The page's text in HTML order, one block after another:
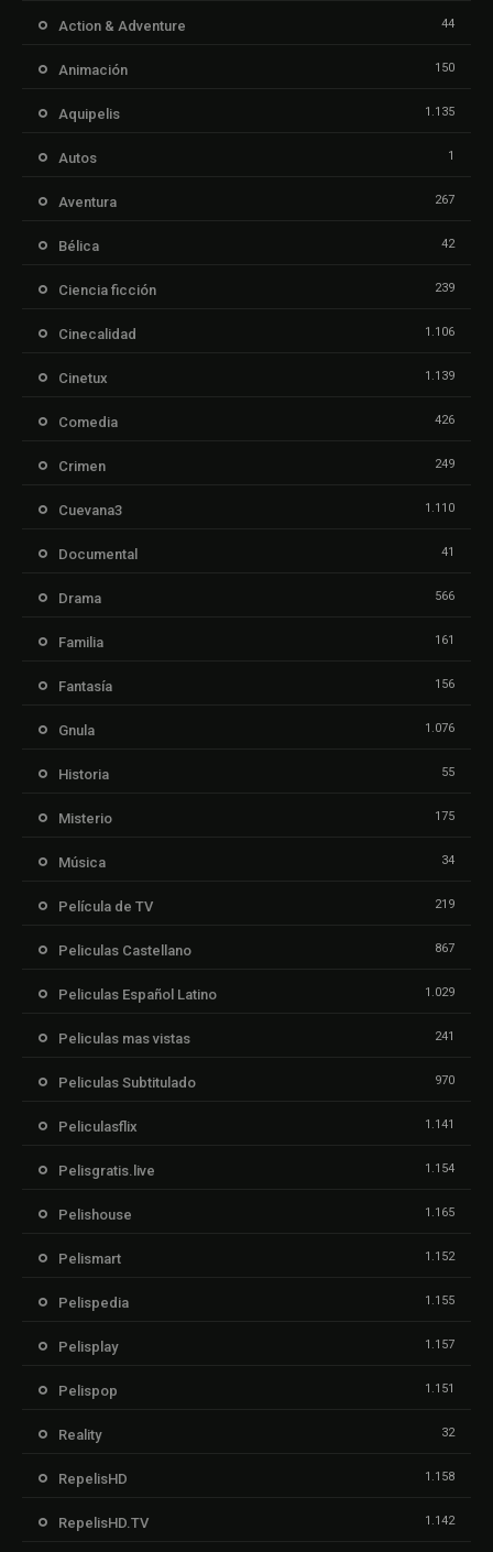
Action & Adventure 44
Animación 150
Aquipelis 1.135
Autos 1
Aventura 267
Bélica 42
Ciencia ficción 239
Cinecalidad 1.106
Cinetux 1.139
Comedia 426
Crimen 249
Cuevana3 1.110
Documental 41
Drama 566
Familia 161
Fantasía 156
Gnula 1.076
Historia 55
Misterio 175
Música 34
Película de TV 219
Peliculas Castellano 867
Peliculas Español Latino 1.029
Peliculas mas vistas 241
Peliculas Subtitulado 970
Peliculasflix 1.141
Pelisgratis.live 1.154
Pelishouse 1.165
Pelismart 1.152
Pelispedia 1.155
Pelisplay 1.157
Pelispop 1.151
Reality 32
RepelisHD 1.158
RepelisHD.TV 1.142